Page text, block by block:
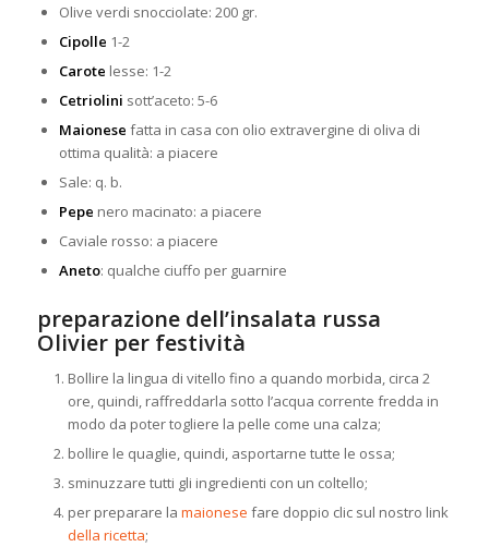
Olive verdi snocciolate: 200 gr.
Cipolle 1-2
Carote lesse: 1-2
Cetriolini sott’aceto: 5-6
Maionese fatta in casa con olio extravergine di oliva di
ottima qualità: a piacere
Sale: q. b.
Pepe nero macinato: a piacere
Caviale rosso: a piacere
Aneto: qualche ciuffo per guarnire
preparazione dell’insalata russa
Olivier per festività
Bollire la lingua di vitello fino a quando morbida, circa 2
ore, quindi, raffreddarla sotto l’acqua corrente fredda in
modo da poter togliere la pelle come una calza;
bollire le quaglie, quindi, asportarne tutte le ossa;
sminuzzare tutti gli ingredienti con un coltello;
per preparare la maionese fare doppio clic sul nostro link
della ricetta;